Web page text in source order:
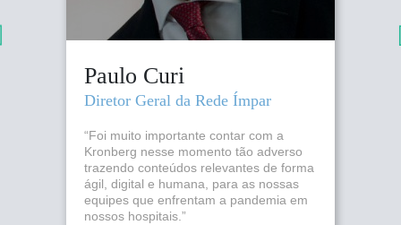
Paulo Curi
Diretor Geral da Rede Ímpar
“Foi muito importante contar com a
Kronberg nesse momento tão adverso
trazendo conteúdos relevantes de forma
ágil, digital e humana, para as nossas
equipes que enfrentam a pandemia em
nossos hospitais.”